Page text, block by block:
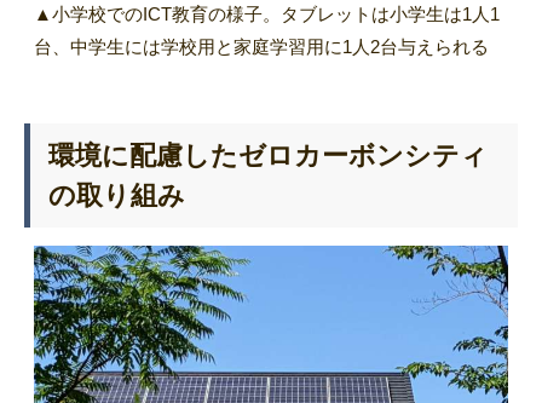
▲小学校でのICT教育の様子。タブレットは小学生は1人1
台、中学生には学校用と家庭学習用に1人2台与えられる
環境に配慮したゼロカーボンシティ
の取り組み